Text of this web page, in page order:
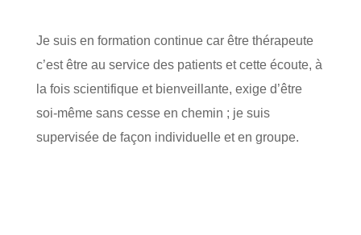
Je suis en formation continue car être thérapeute
c’est être au service des patients et cette écoute, à
la fois scientifique et bienveillante, exige d’être
soi-même sans cesse en chemin ; je suis
supervisée de façon individuelle et en groupe.